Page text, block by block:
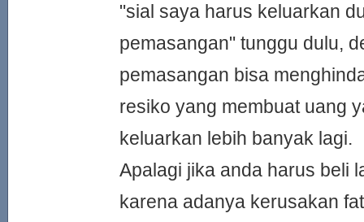
"sial saya harus keluarkan
pemasangan" tunggu dulu,
pemasangan bisa
resiko yang membuat uang
keluarkan lebih banyak lagi.
Apalagi jika anda harus beli
karena adanya kerusakan